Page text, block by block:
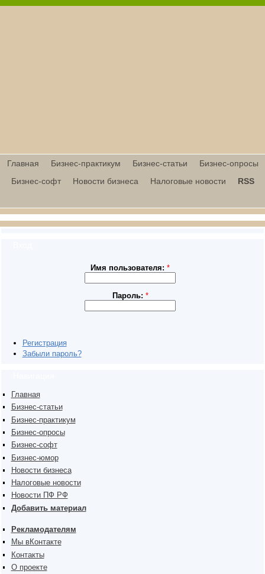
Главная Бизнес-практикум Бизнес-статьи
Бизнес-опросы
Бизнес-софт
Новости бизнеса Налоговые новости RSS
Имя пользователя:*
Пароль: *
Регистрация
Забыли пароль?
Главная
Бизнес-статьи
Бизнес-практикум
Бизнес-опросы
Бизнес-софт
Бизнес-юмор
Новости бизнеса
Налоговые новости
Новости ПФ РФ
Добавить материал
Рекламодателям
Мы вКонтакте
Контакты
О проекте